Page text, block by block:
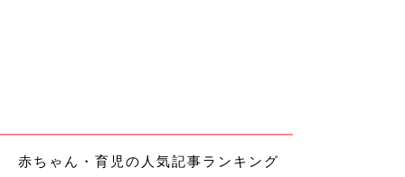
赤ちゃん・育児の人気記事ランキング